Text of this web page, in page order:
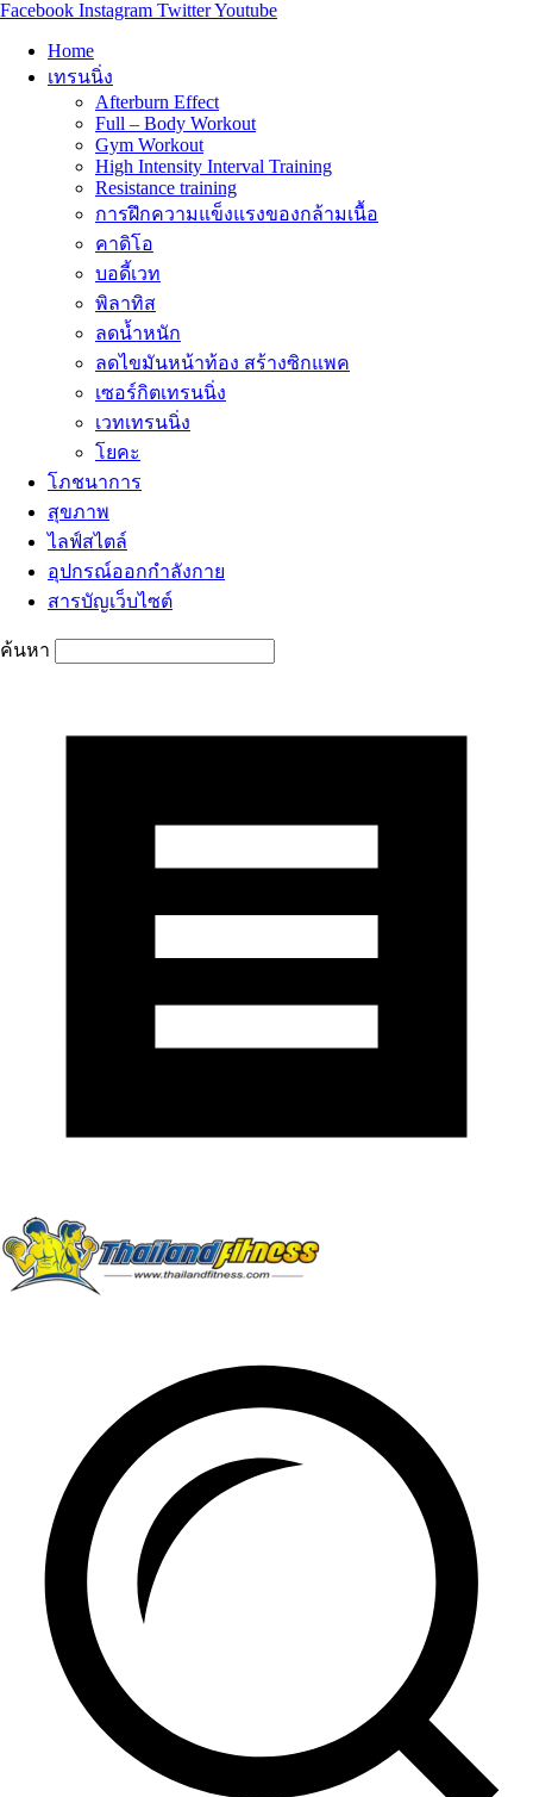
Facebook Instagram TwitterYoutube
Home
เทรนนิ่ง
Afterburn Effect
Full – Body Workout
Gym Workout
High Intensity Interval Training
Resistance training
การฝึกความแข็งแรงของกล้ามเนื้อ
คาดิโอ
บอดี้เวท
พิลาทิส
ลดน้ำหนัก
ลดไขมันหน้าท้อง สร้างซิกแพค
เซอร์กิตเทรนนิ่ง
เวทเทรนนิ่ง
โยคะ
โภชนาการ
สุขภาพ
ไลฟ์สไตล์
อุปกรณ์ออกกำลังกาย
สารบัญเว็บไซต์
ค้นหา